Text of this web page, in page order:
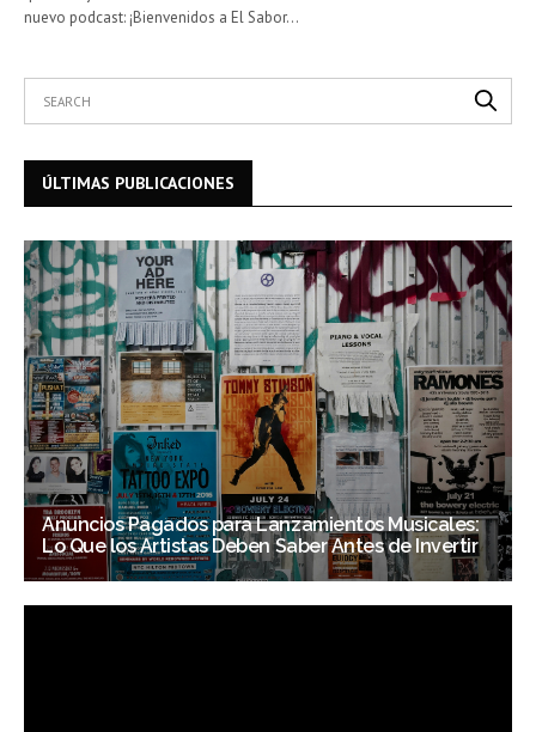
nuevo podcast: ¡Bienvenidos a El Sabor…
ÚLTIMAS PUBLICACIONES
Anuncios Pagados para Lanzamientos Musicales:
Lo Que los Artistas Deben Saber Antes de Invertir